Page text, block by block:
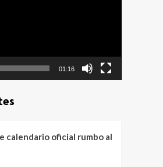
01:16
calendario oficial rumbo al